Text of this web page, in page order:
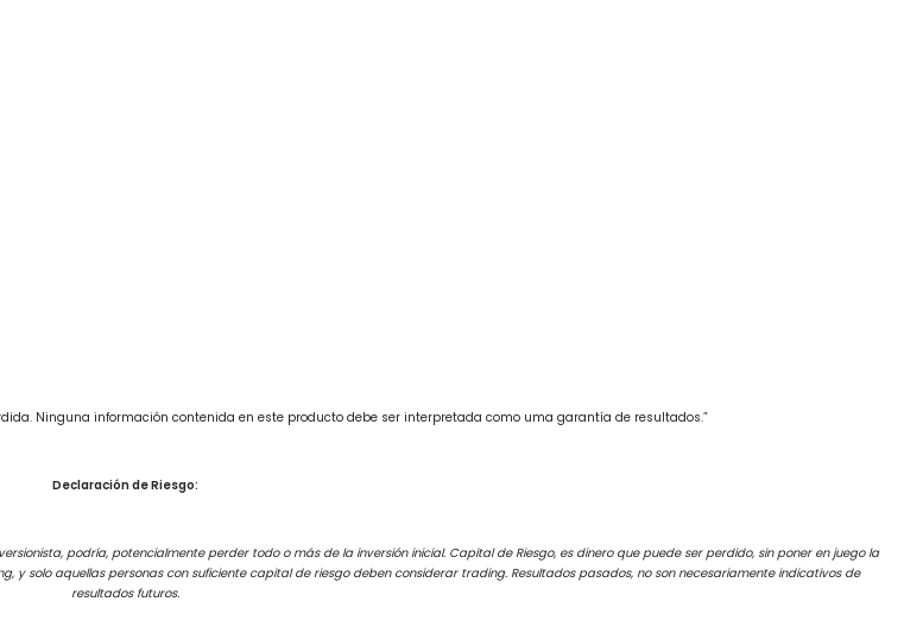
Ninguna información contenida en este producto debe ser interpretada como uma garantía de resultados.”
Declaración de Riesgo:
podría, potencialmente perder todo o más de la inversión inicial. Capital de Riesgo, es dinero que puede ser perdido, sin poner en juego la
solo aquellas personas con suficiente capital de riesgo deben considerar trading. Resultados pasados, no son necesariamente indicativos de
resultados futuros.